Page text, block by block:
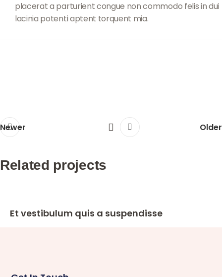
placerat a parturient congue non commodo felis in dui
lacinia potenti aptent torquent mia.
Newer Older
Related projects
Et vestibulum quis a suspendisse